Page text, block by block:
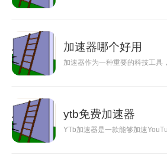
加速器哪个好用
加速器作为一种重要的科技工具
ytb免费加速器
YTb加速器是一款能够加速